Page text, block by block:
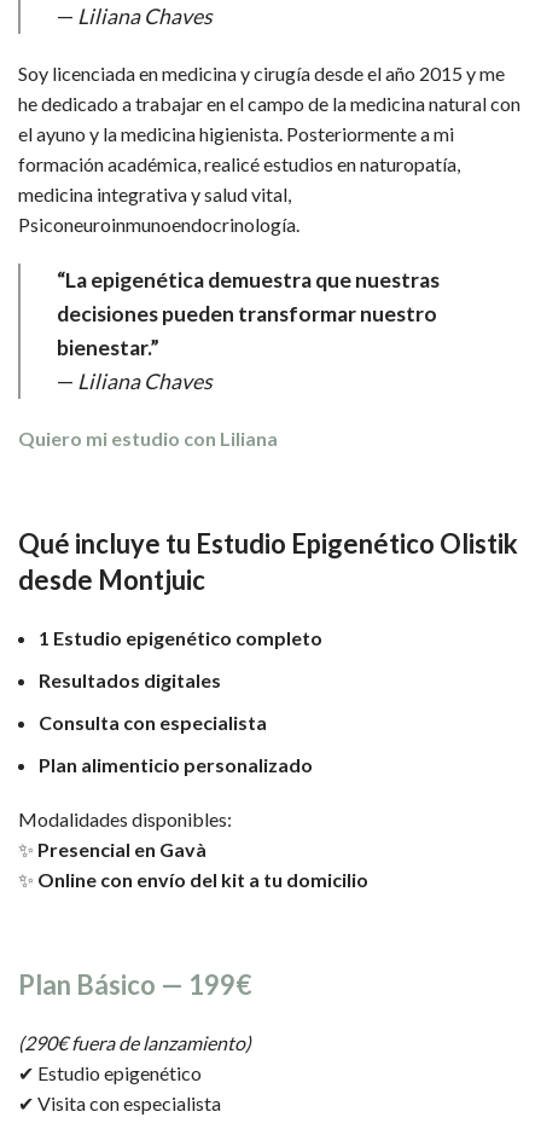
— Liliana Chaves
Soy licenciada en medicina y cirugía desde el año 2015 y me
he dedicado a trabajar en el campo de la medicina natural con
el ayuno y la medicina higienista. Posteriormente a mi
formación académica, realicé estudios en naturopatía,
medicina integrativa y salud vital,
Psiconeuroinmunoendocrinología.
“La epigenética demuestra que nuestras
decisiones pueden transformar nuestro
bienestar.”
— Liliana Chaves
Quiero mi estudio con Liliana
Qué incluye tu Estudio Epigenético Olistik
desde Montjuic
1 Estudio epigenético completo
Resultados digitales
Consulta con especialista
Plan alimenticio personalizado
Modalidades disponibles:
✨ Presencial en Gavà
✨ Online con envío del kit a tu domicilio
Plan Básico — 199€
(290€ fuera de lanzamiento)
✔ Estudio epigenético
✔ Visita con especialista